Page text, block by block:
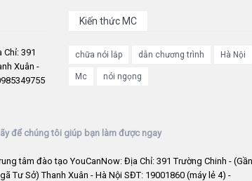
391
Xuân -
Kiến thức MC
chữa nói lắp dẫn chương trình Hà Nội
Mc nói ngọng
để chúng tôi giúp bạn làm được ngay
tâm đào tạo YouCanNow: Địa Chỉ: 391 Trường Chinh - (Gần
Tư Sở) Thanh Xuân - Hà Nội SĐT: 19001860 (máy lẻ 4) -